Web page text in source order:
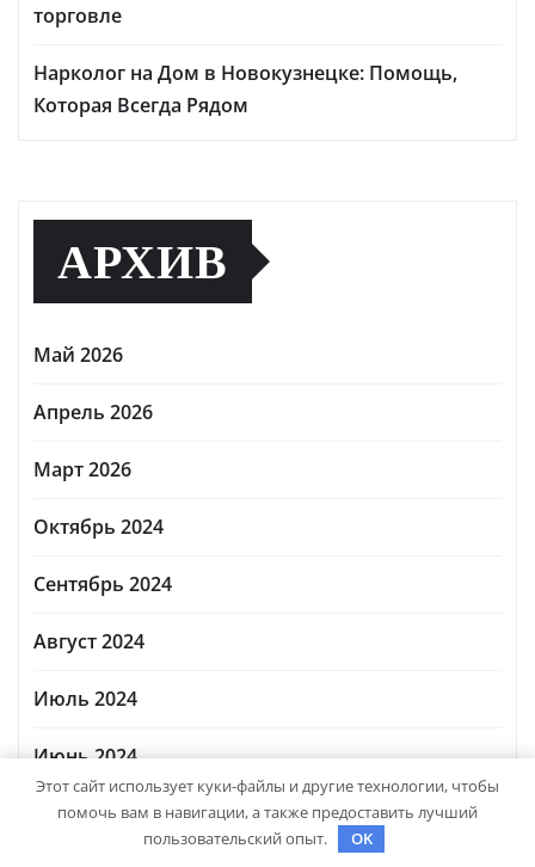
торговле
Нарколог на Дом в Новокузнецке: Помощь,
Которая Всегда Рядом
АРХИВ
Май 2026
Апрель 2026
Март 2026
Октябрь 2024
Сентябрь 2024
Август 2024
Июль 2024
Июнь 2024
Май 2024
Этот сайт использует куки-файлы и другие технологии, чтобы
помочь вам в навигации, а также предоставить лучший
пользовательский опыт.
OK